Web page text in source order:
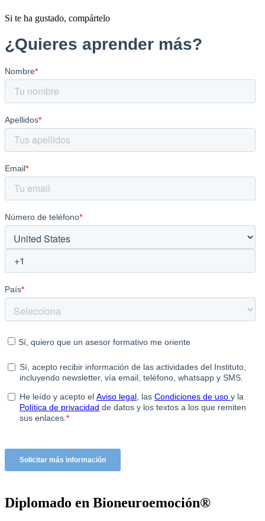
Si te ha gustado, compártelo
Diplomado en Bioneuroemoción®